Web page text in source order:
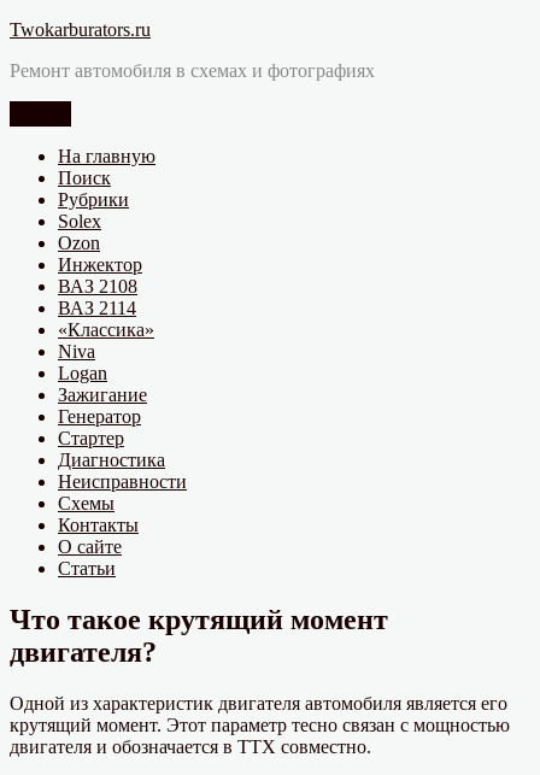
Перейти
содержимому
Twokarburators.ru
Ремонт автомобиля в схемах и фотографиях
На главную
Поиск
Рубрики
Solex
Ozon
Инжектор
ВАЗ 2108
ВАЗ 2114
«Классика»
Niva
Logan
Зажигание
Генератор
Стартер
Диагностика
Неисправности
Схемы
Контакты
О сайте
Статьи
Что такое крутящий момент
двигателя?
Одной из характеристик двигателя автомобиля является его
крутящий момент. Этот параметр тесно связан с мощностью
двигателя и обозначается в ТТХ совместно.